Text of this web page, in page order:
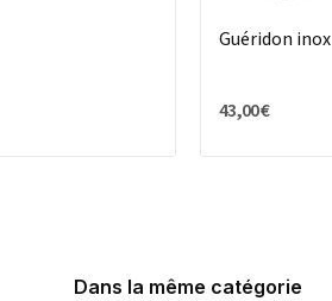
Guéridon inox
43,00 €
Dans la même catégorie